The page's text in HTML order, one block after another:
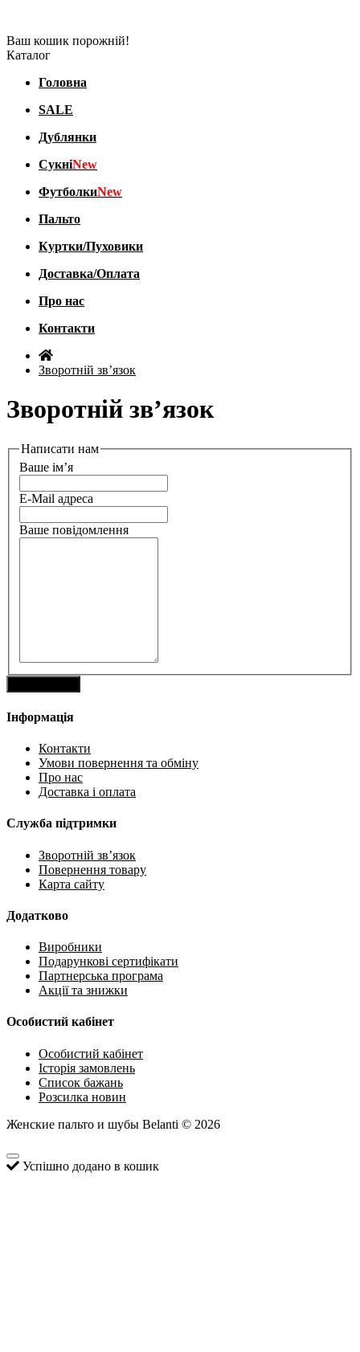
Ваш кошик порожній!
Каталог
Головна
SALE
Дублянки
СукніNew
ФутболкиNew
Пальто
Куртки/Пуховики
Доставка/Оплата
Про нас
Контакти
Зворотній зв’язок
Зворотній зв’язок
Написати нам
Ваше ім’я
E-Mail адреса
Ваше повідомлення
Інформація
Контакти
Умови повернення та обміну
Про нас
Доставка і оплата
Служба підтримки
Зворотній зв’язок
Повернення товару
Карта сайту
Додатково
Виробники
Подарункові сертифікати
Партнерська програма
Акції та знижки
Особистий кабінет
Особистий кабінет
Історія замовлень
Список бажань
Розсилка новин
Женские пальто и шубы Belanti © 2026
Успішно додано в кошик